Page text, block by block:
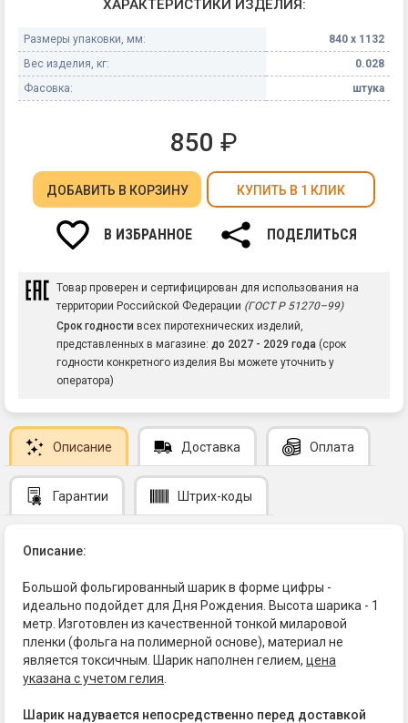
ХАРАКТЕРИСТИКИ ИЗДЕЛИЯ:
Размеры упаковки, мм:
840 х 1132
Вес изделия, кг:
0.028
Фасовка:
штука
850 ₽
ДОБАВИТЬ В КОРЗИНУ КУПИТЬ В 1 КЛИК
В ИЗБРАННОЕ ПОДЕЛИТЬСЯ
Товар проверен и сертифицирован для использования на
территории Российской Федерации (ГОСТ Р 51270–99)
Срок годности всех пиротехнических изделий,
представленных в магазине: до 2027 - 2029 года (срок
годности конкретного изделия Вы можете уточнить у
оператора)
Описание Доставка Оплата
Гарантии Штрих-коды
Описание:
Большой фольгированный шарик в форме цифры -
идеально подойдет для Дня Рождения. Высота шарика - 1
метр. Изготовлен из качественной тонкой миларовой
пленки (фольга на полимерной основе), материал не
является токсичным. Шарик наполнен гелием, цена
указана с учетом гелия
Шарик надувается непосредственно перед доставкой